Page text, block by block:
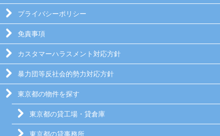
プライバシーポリシー
免責事項
カスタマーハラスメント対応方針
暴力団等反社会的勢力対応方針
東京都の物件を探す
東京都の貸工場・貸倉庫
東京都の貸事務所